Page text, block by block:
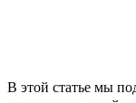
В этой статье мы